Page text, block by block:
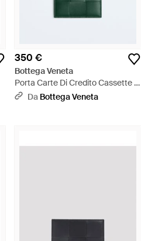
350 €
Bottega Veneta
Porta Carte Di Credito Cassette -
Verde
Da Bottega Veneta